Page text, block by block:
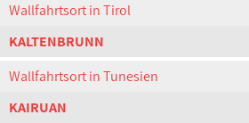
Wallfahrtsort in Tirol
KALTENBRUNN
Wallfahrtsort in Tunesien
KAIRUAN